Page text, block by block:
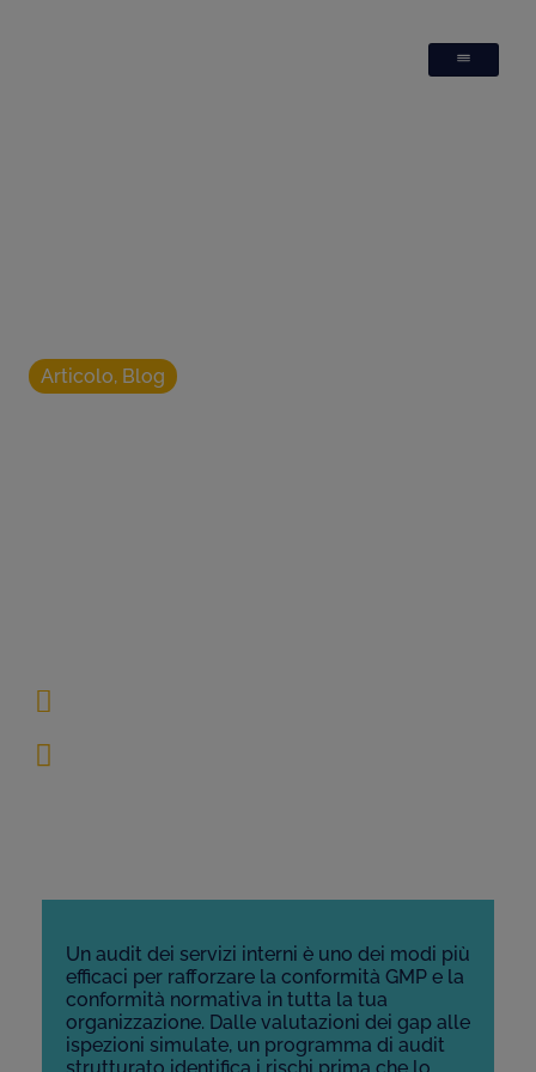
Articolo, Blog
Un audit dei servizi interni è uno dei modi più
efficaci per rafforzare la conformità GMP e la
conformità normativa in tutta la tua
organizzazione. Dalle valutazioni dei gap alle
ispezioni simulate, un programma di audit